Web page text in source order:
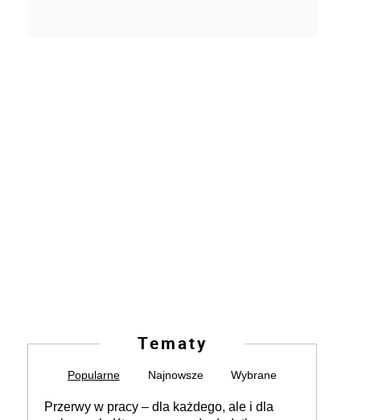
Tematy
Popularne Najnowsze Wybrane
Przerwy w pracy – dla każdego, ale i dla